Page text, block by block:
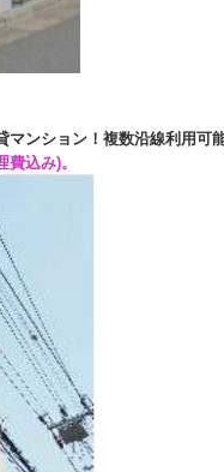
マンション！複数沿線利用可
込み)。